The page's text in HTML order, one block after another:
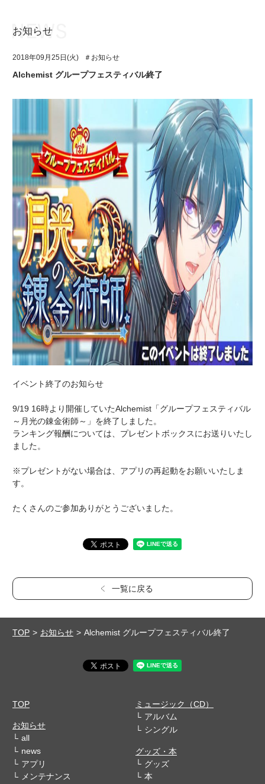
イベント・キャンペーン
ミュージック
グッズ・本
ギャラリー
アプリゲーム
イベント・キャンペーン
ミュージック
グッズ・本
ギャラリー
お知らせ
2018年09月25日(火) ＃お知らせ
Alchemist グループフェスティバル終了
イベント終了のお知らせ
9/19 16時より開催していたAlchemist「グループフェスティバル
～月光の錬金術師～」を終了しました。
ランキング報酬については、プレゼントボックスにお送りいたし
ました。
※プレゼントがない場合は、アプリの再起動をお願いいたしま
す。
たくさんのご参加ありがとうございました。
一覧に戻る
TOP お知らせ Alchemist グループフェスティバル終了
TOP
お知らせ
all
news
アプリ
メンテナンス
ミュージック（CD）
アルバム
シングル
グッズ・本
グッズ
本